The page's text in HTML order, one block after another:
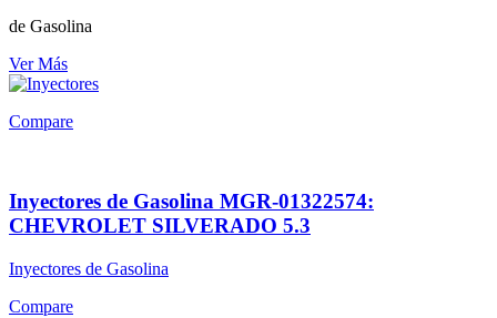
de Gasolina
Ver Más
Compare
Inyectores de Gasolina MGR-01322574:
CHEVROLET SILVERADO 5.3
Inyectores de Gasolina
Compare